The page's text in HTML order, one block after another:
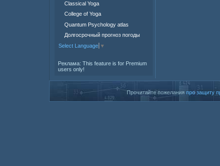
Classical Yoga
College of Yoga
Quantum Psychology atlas
Долгосрочный прогноз погоды
Select Language ▼
Реклама: This feature is for Premium
users only!
Прочитайте пожелания про защиту